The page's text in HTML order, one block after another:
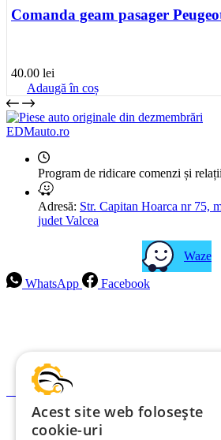
Comanda geam pasager
40.00 lei
Adaugă în coș
EDMauto.ro
Program de ridicare comenzi și
Adresă: Str. Capitan Hoarca nr 75,
judet Valcea
Waze
WhatsApp
Facebook
Politica de ramburs și retur
Formular de retur
GaranțiiAcest site web folosește
cookie-uri